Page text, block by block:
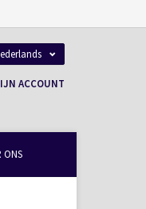
ACCOUNT
ONS